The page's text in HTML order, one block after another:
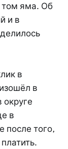
том яма. Об
и в
в
в
округе
в
после того,